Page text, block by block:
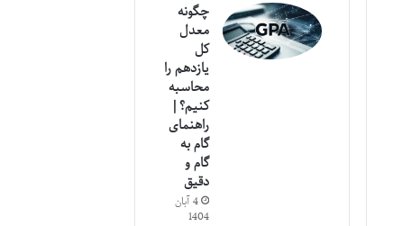
چگونه
معدل
کل
یازدهم را
محاسبه
کنیم؟ |
راهنمای
گام به
گام و
دقیق
4 آبان
1404